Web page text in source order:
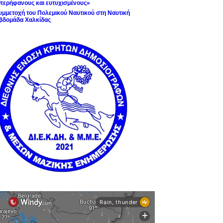
και ευτυχισμένους»
του Πολεμικού Ναυτικού στη Ναυτική
Χαλκίδας